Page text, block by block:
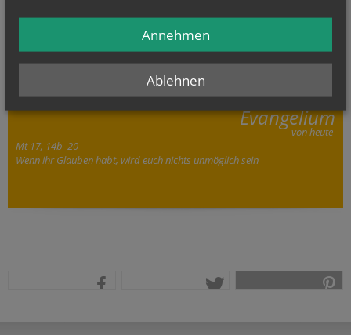
Evangelium
von heute
Mt 17, 14b–20
Wenn ihr Glauben habt, wird euch nichts unmöglich sein
Ablehnen
Annehmen